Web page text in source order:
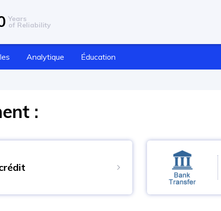
Years
of Reliability
Analytique Éducation
: